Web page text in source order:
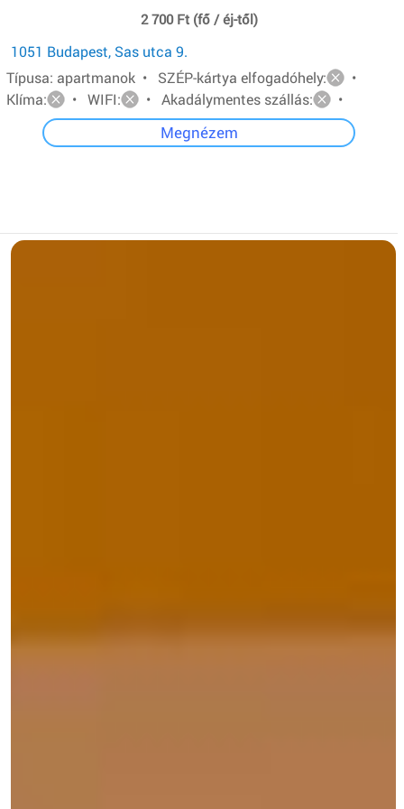
2 700 Ft (fő / éj-től)
1051 Budapest, Sas utca 9.
Típusa: apartmanok • SZÉP-kártya elfogadóhely:
•
Klíma:
• WIFI: • Akadálymentes szállás: •
Megnézem